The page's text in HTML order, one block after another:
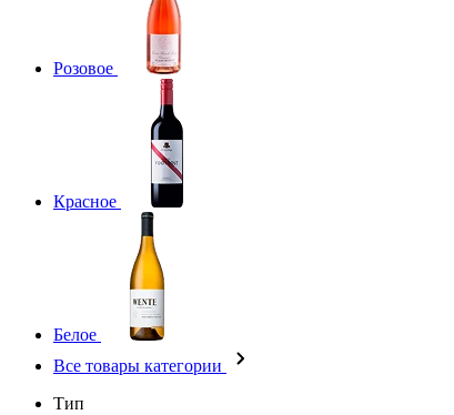
Розовое
Красное
Белое
Все товары категории
Тип